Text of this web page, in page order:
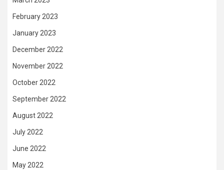
February 2023
January 2023
December 2022
November 2022
October 2022
September 2022
August 2022
July 2022
June 2022
May 2022